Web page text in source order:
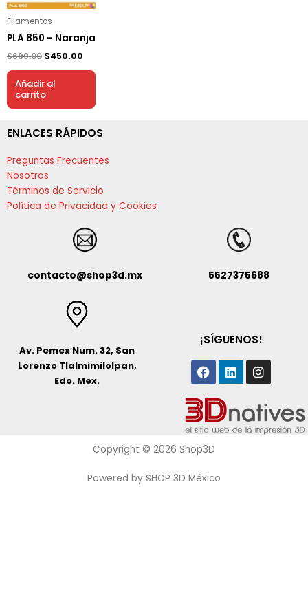
Filamentos
PLA 850 – Naranja
$699.00 $450.00
Añadir al
carrito
ENLACES RÁPIDOS
Preguntas Frecuentes
Nosotros
Términos de Servicio
Política de Privacidad y Cookies
contacto@shop3d.mx 5527375688
Av. Pemex Num. 32, San
Lorenzo Tlalmimilolpan,
Edo. Mex.
¡SÍGUENOS!
Facebook
Linkedin
Copyright © 2026 Shop3D
Powered by SHOP 3D México